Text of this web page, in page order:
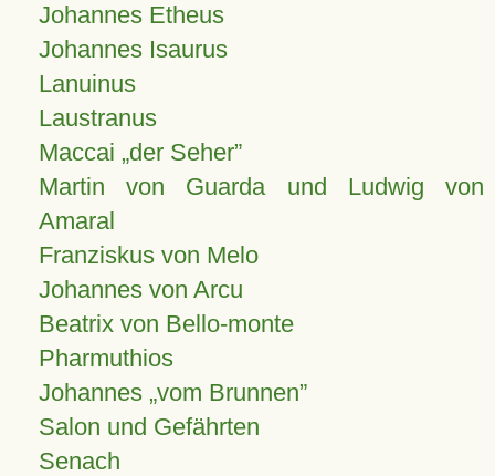
Johannes Etheus
Johannes Isaurus
Lanuinus
Laustranus
Maccai „der Seher”
Martin von Guarda und Ludwig von
Amaral
Franziskus von Melo
Johannes von Arcu
Beatrix von Bello-monte
Pharmuthios
Johannes vom Brunnen
Salon und Gefährten
Senach